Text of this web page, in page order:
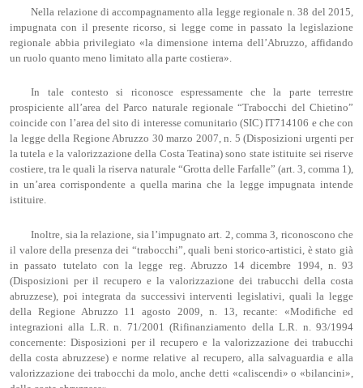
Nella relazione di accompagnamento alla legge regionale n. 38 del 2015,
impugnata con il presente ricorso, si legge come in passato la legislazione
regionale abbia privilegiato «la dimensione interna dell’Abruzzo, affidando
un ruolo quanto meno limitato alla parte costiera».
In tale contesto si riconosce espressamente che la parte terrestre
prospiciente all’area del Parco naturale regionale “Trabocchi del Chietino”
coincide con l’area del sito di interesse comunitario (SIC) IT714106 e che con
la legge della Regione Abruzzo 30 marzo 2007, n. 5 (Disposizioni urgenti per
la tutela e la valorizzazione della Costa Teatina) sono state istituite sei riserve
costiere, tra le quali la riserva naturale “Grotta delle Farfalle” (art. 3, comma 1),
in un’area corrispondente a quella marina che la legge impugnata intende
istituire.
Inoltre, sia la relazione, sia l’impugnato art. 2, comma 3, riconoscono che
il valore della presenza dei “trabocchi”, quali beni storico-artistici, è stato già
in passato tutelato con la legge reg. Abruzzo 14 dicembre 1994, n. 93
(Disposizioni per il recupero e la valorizzazione dei trabucchi della costa
abruzzese), poi integrata da successivi interventi legislativi, quali la legge
della Regione Abruzzo 11 agosto 2009, n. 13, recante: «Modifiche ed
integrazioni alla L.R. n. 71/2001 (Rifinanziamento della L.R. n. 93/1994
concernente: Disposizioni per il recupero e la valorizzazione dei trabucchi
della costa abruzzese) e norme relative al recupero, alla salvaguardia e alla
valorizzazione dei trabocchi da molo, anche detti «caliscendi» o «bilancini»,